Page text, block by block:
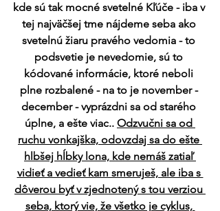
kde sú tak mocné svetelné Kľúče - iba v
tej najväčšej tme nájdeme seba ako
svetelnú žiaru pravého vedomia - to
podsvetie je nevedomie, sú to
kódované informácie, ktoré neboli
plne rozbalené - na to je november -
december - vyprázdni sa od starého
úplne, a ešte viac.. Odzvučni sa od
ruchu vonkajška, odovzdaj sa do ešte
hlbšej hĺbky lona, kde nemáš zatiaľ
vidieť a vedieť kam smeruješ, ale iba s
dôverou byť v zjednotený s tou verziou
seba, ktorý vie, že všetko je cyklus,